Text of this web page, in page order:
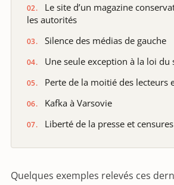
Le site d’un magazine
les autorités
Silence des médias de gauche
Une seule exception à la loi du
Perte de la moitié des lecteurs
Kafka à Varsovie
Liberté de la presse et censures
Quelques exemples relevés ces